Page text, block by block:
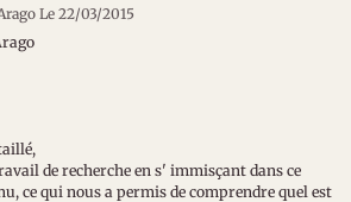
Le 22/03/2015
de recherche en s' immisçant dans ce
ce qui nous a permis de comprendre quel est